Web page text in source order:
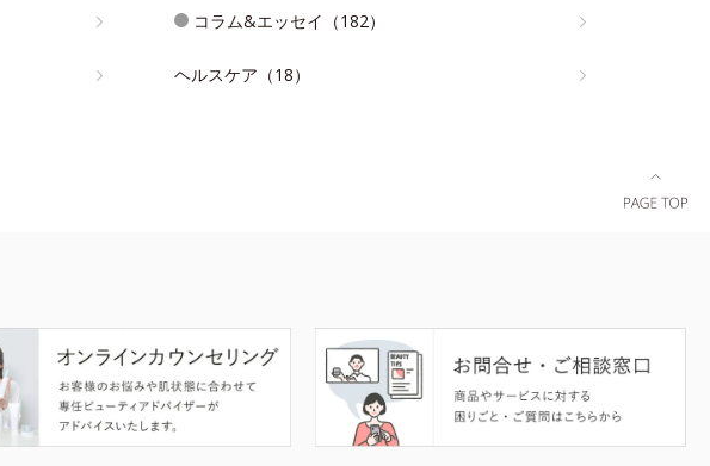
コラム&エッセイ（182）
ヘルスケア（18）